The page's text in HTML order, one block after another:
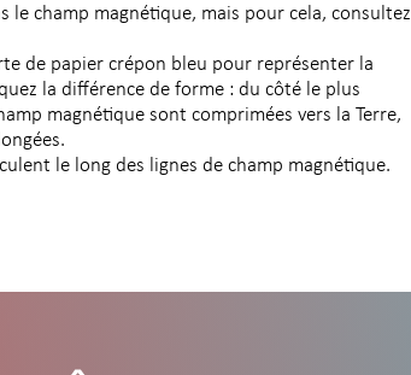
champ magnétique, mais pour cela, consultez
de papier crépon bleu pour représenter la
la différence de forme : du côté le plus
magnétique sont comprimées vers la Terre,
le long des lignes de champ magnétique.